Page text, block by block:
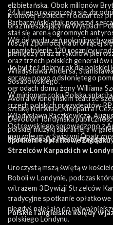
elżbietańska. Obok milionów
królowej Elżbiecie II oddał też
oraz mieszkający na Wyspach
24 lutego rozpoczęła się
Barbarzyński atak poruszył
stał się areną ogromnych
ruszyli z pomocą dla broniącej
pieniędzy oraz artykułów
Wśród wydarzeń polonijnych
upamiętnienie 120 rocznicy
oraz trzech polskich generałów
Władysława Andersa,
Sosabowskiego.
To był też dobry rok dla polskiej
sprawą nowo odsłoniętego
ogrodach domu żony Williama
Avon a w londyńskim teatrze
sztukę Norwida „Kleopatra i
Devotion” londyńska
polskiej muzyki sakralnej a w
monumentalne rzeźby
W minionym roku Polska
trzech polskich prezydentów
Władysława Raczkiewicza,
Ostrowskiego sprowadzono z
mauzoleum w Świątyni
Spotkanie opłatkowe
Strzelców Karpackich w
Uroczystą mszą świętą w
Boboli w Londynie, podczas
witrażem 3 Dywizji Strzelców
tradycyjne spotkanie
niegdyś należało do
polskiego Londynu.
Polskie i angielskie kolędy w